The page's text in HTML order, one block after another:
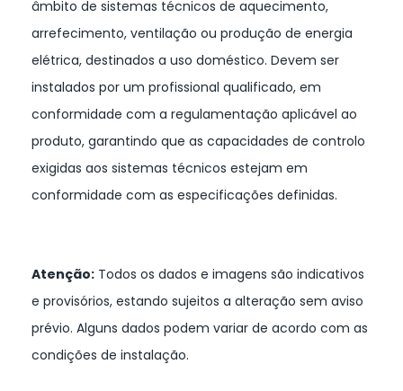
âmbito de sistemas técnicos de aquecimento,
arrefecimento, ventilação ou produção de energia
elétrica, destinados a uso doméstico. Devem ser
instalados por um profissional qualificado, em
conformidade com a regulamentação aplicável ao
produto, garantindo que as capacidades de controlo
exigidas aos sistemas técnicos estejam em
conformidade com as especificações definidas.
Atenção: Todos os dados e imagens são indicativos
e provisórios, estando sujeitos a alteração sem aviso
prévio. Alguns dados podem variar de acordo com as
condições de instalação.